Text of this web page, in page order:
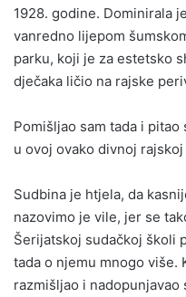
1928. godine. Dominirala
vanredno lijepom
parku, koji je za estetsko
dječaka ličio na rajske
Pomišljao sam tada i
u ovoj ovako divnoj
Sudbina je htjela, da
nazovimo je vile, jer se
Šerijatskoj sudačkoj školi
tada o njemu mnogo više.
razmišljao i nadopunjavao